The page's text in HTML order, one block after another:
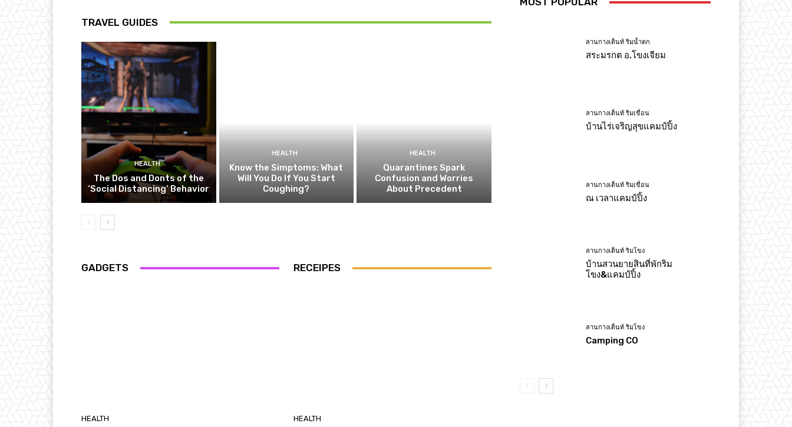
TRAVEL GUIDES
HEALTH
The Dos and Donts of the
‘Social Distancing’ Behavior
HEALTH
Know the Simptoms: What
Will You Do If You Start
Coughing?
HEALTH
Quarantines Spark
Confusion and Worries
About Precedent
GADGETS
HEALTH
RECEIPES
HEALTH
ลานกางเต็นท์ ริมน้ำตก
สระมรกต อ.โขงเจียม
ลานกางเต็นท์ ริมเขื่อน
บ้านไร่เจริญสุขแคมป์ปิ้ง
ลานกางเต็นท์ ริมเขื่อน
ณ เวลาแคมป์ปิ้ง
ลานกางเต็นท์ ริมโขง
บ้านสวนยายสินที่พักริม
โขง&แคมป์ปิ้ง
ลานกางเต็นท์ ริมโขง
Camping CO